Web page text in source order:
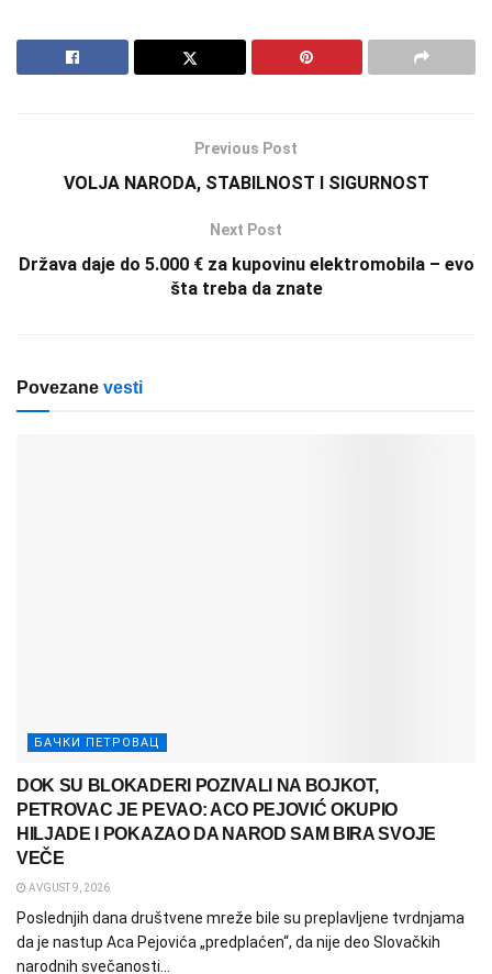
Previous Post
VOLJA NARODA, STABILNOST I SIGURNOST
Next Post
Država daje do 5.000 € za kupovinu elektromobila – evo
šta treba da znate
Povezane vesti
БАЧКИ ПЕТРОВАЦ
DOK SU BLOKADERI POZIVALI NA BOJKOT,
PETROVAC JE PEVAO: ACO PEJOVIĆ OKUPIO
HILJADE I POKAZAO DA NAROD SAM BIRA SVOJE
VEČE
AVGUST 9, 2026
Poslednjih dana društvene mreže bile su preplavljene tvrdnjama
da je nastup Aca Pejovića „predplaćen“, da nije deo Slovačkih
narodnih svečanosti...